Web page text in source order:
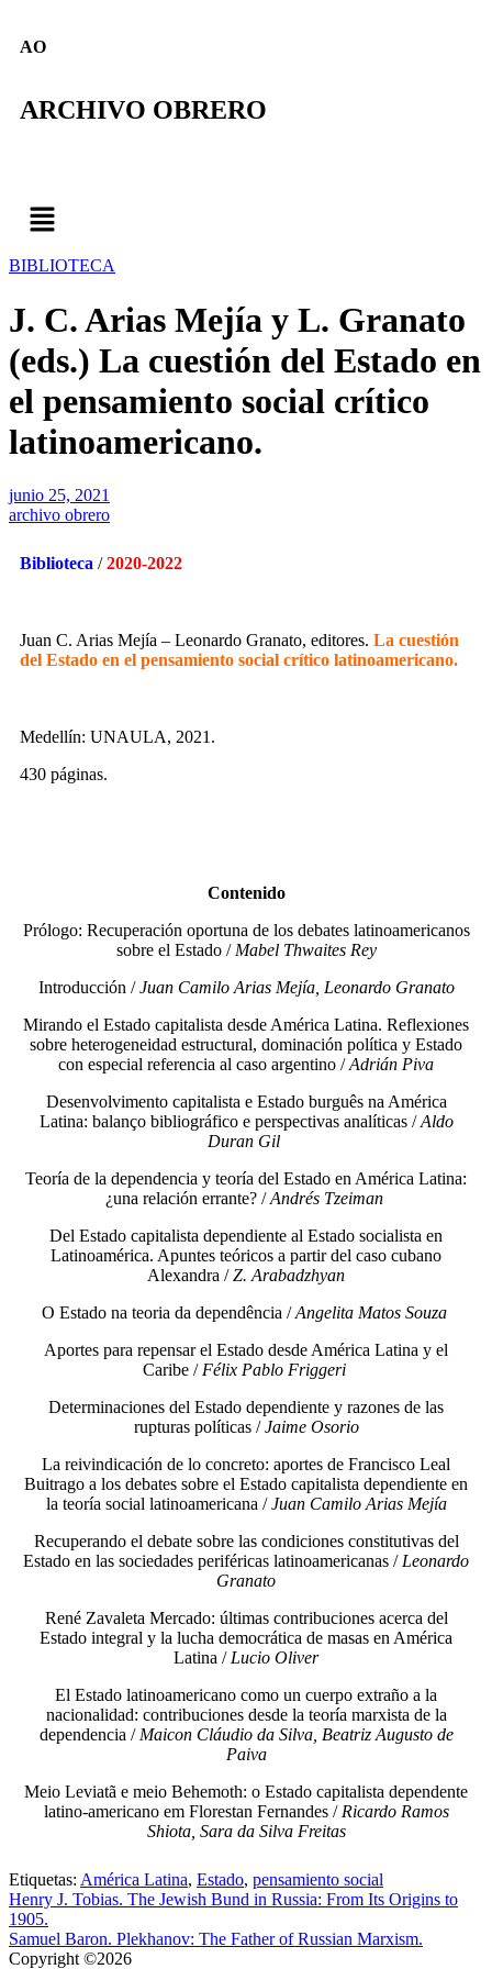
AO
ARCHIVO OBRERO
BIBLIOTECA
J. C. Arias Mejía y L. Granato
(eds.) La cuestión del Estado en
el pensamiento social crítico
latinoamericano.
junio 25, 2021
archivo obrero
Biblioteca /2020-2022
Juan C. Arias Mejía – Leonardo Granato, editores. La cuestión
del Estado en el pensamiento social crítico latinoamericano.
Medellín: UNAULA, 2021.
430 páginas.
Contenido
Prólogo: Recuperación oportuna de los debates latinoamericanos
sobre el Estado / Mabel Thwaites Rey
Introducción /Juan Camilo Arias Mejía, Leonardo Granato
Mirando el Estado capitalista desde América Latina. Reflexiones
sobre heterogeneidad estructural, dominación política y Estado
con especial referencia al caso argentino /Adrián Piva
Desenvolvimento capitalista e Estado burguês na América
Latina: balanço bibliográfico e perspectivas analíticas /Aldo
Duran Gil
Teoría de la dependencia y teoría del Estado en América Latina:
¿una relación errante? /Andrés Tzeiman
Del Estado capitalista dependiente al Estado socialista en
Latinoamérica. Apuntes teóricos a partir del caso cubano
Alexandra /Z. Arabadzhyan
O Estado na teoria da dependência /Angelita Matos Souza
Aportes para repensar el Estado desde América Latina y el
Caribe / Félix Pablo Friggeri
Determinaciones del Estado dependiente y razones de las
rupturas políticas /Jaime Osorio
La reivindicación de lo concreto: aportes de Francisco Leal
Buitrago a los debates sobre el Estado capitalista dependiente en
la teoría social latinoamericana /Juan Camilo Arias Mejía
Recuperando el debate sobre las condiciones constitutivas del
Estado en las sociedades periféricas latinoamericanas / Leonardo
Granato
René Zavaleta Mercado: últimas contribuciones acerca del
Estado integral y la lucha democrática de masas en América
Latina / Lucio Oliver
El Estado latinoamericano como un cuerpo extraño a la
nacionalidad: contribuciones desde la teoría marxista de la
dependencia / Maicon Cláudio da Silva, Beatriz Augusto de
Paiva
Meio Leviatã e meio Behemoth: o Estado capitalista dependente
latino-americano em Florestan Fernandes / Ricardo Ramos
Shiota, Sara da Silva Freitas
Etiquetas: América Latina, Estado, pensamiento social
Henry J. Tobias. The Jewish Bund in Russia: From Its Origins to
1905.
Samuel Baron. Plekhanov: The Father of Russian Marxism.
Copyright ©2026